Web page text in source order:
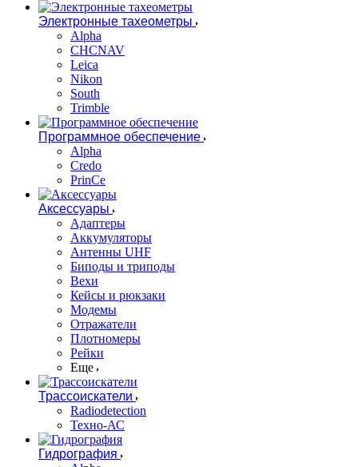
Электронные тахеометры
Alpha
CHCNAV
Leica
Nikon
South
Trimble
Программное обеспечение
Alpha
Credo
PrinCe
Аксессуары
Адаптеры
Аккумуляторы
Антенны UHF
Биподы и триподы
Вехи
Кейсы и рюкзаки
Модемы
Отражатели
Плотномеры
Рейки
Еще
Трассоискатели
Radiodetection
Техно-АС
Гидрография